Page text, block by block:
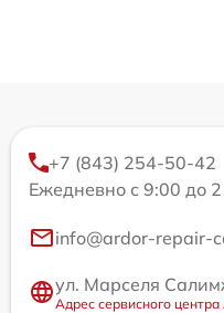
+7 (843) 254-50-42
Ежедневно с 9:00 до
info@ardor-repair-
ул. Марселя
Адрес сервисного центра